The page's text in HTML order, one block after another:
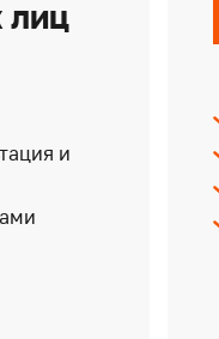
лиц
и